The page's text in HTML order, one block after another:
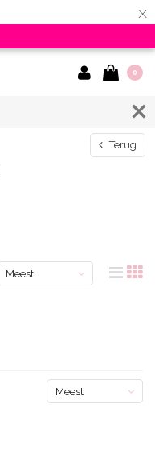
×
0
Terug
Meest
Meest